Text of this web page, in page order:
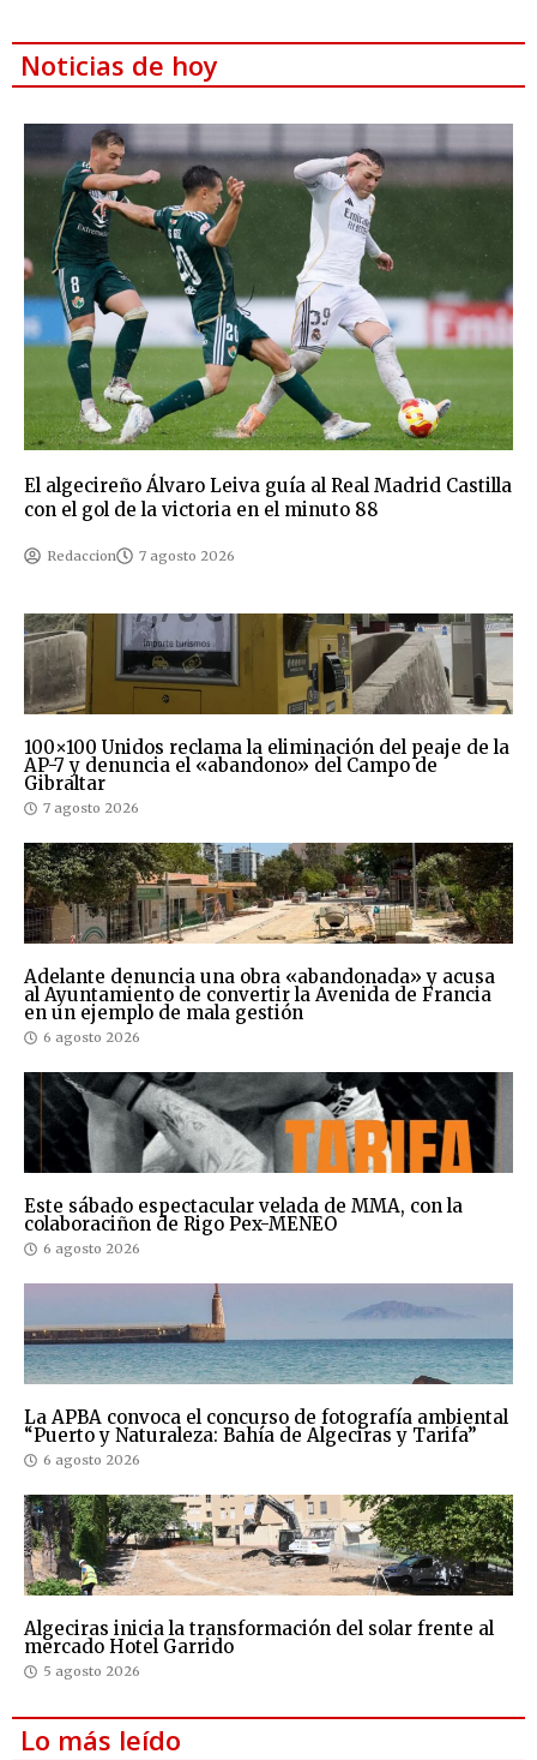
Noticias de hoy
El algecireño Álvaro Leiva guía al Real Madrid Castilla
con el gol de la victoria en el minuto 88
Redaccion 7 agosto 2026
100×100 Unidos reclama la eliminación del peaje de la
AP-7 y denuncia el «abandono» del Campo de
Gibraltar
7 agosto 2026
Adelante denuncia una obra «abandonada» y acusa
al Ayuntamiento de convertir la Avenida de Francia
en un ejemplo de mala gestión
6 agosto 2026
Este sábado espectacular velada de MMA, con la
colaboraciñon de Rigo Pex-MENEO
6 agosto 2026
La APBA convoca el concurso de fotografía ambiental
“Puerto y Naturaleza: Bahía de Algeciras y Tarifa”
6 agosto 2026
Algeciras inicia la transformación del solar frente al
mercado Hotel Garrido
5 agosto 2026
Lo más leído